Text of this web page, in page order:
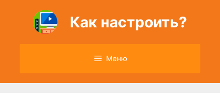
содержимому
Как настроить?
Меню